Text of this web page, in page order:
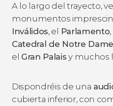
A lo largo del trayecto,
monumentos
Inválidos, el Parlamento
Catedral de Notre Dame
el Gran Palais y muchos
Dispondréis de una
cubierta inferior, con